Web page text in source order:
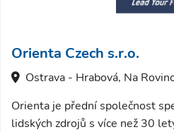
Orienta Czech s.r.o.
Ostrava - Hrabová, Na
Orienta je přední společnost
lidských zdrojů s více než 30